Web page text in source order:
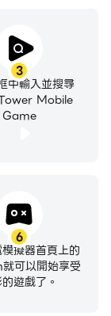
3
中輸入並搜尋
Mobile
Game
6
擬器首頁上的
可以開始享受
遊戲了。